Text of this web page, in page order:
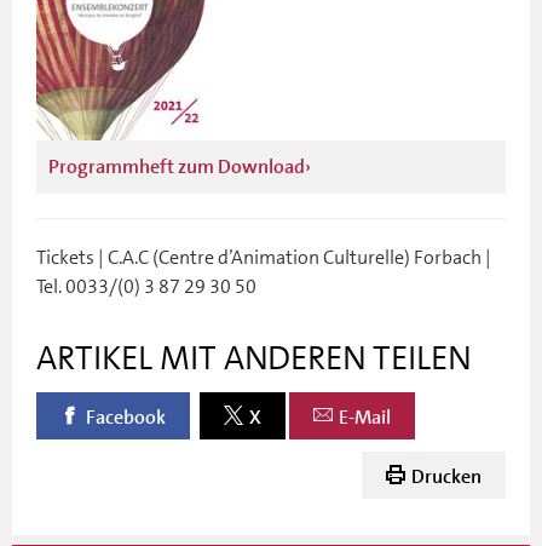
Programmheft zum Download
Tickets | C.A.C (Centre d’Animation Culturelle) Forbach |
Tel. 0033/(0) 3 87 29 30 50
ARTIKEL MIT ANDEREN TEILEN
Facebook X E-Mail
Drucken